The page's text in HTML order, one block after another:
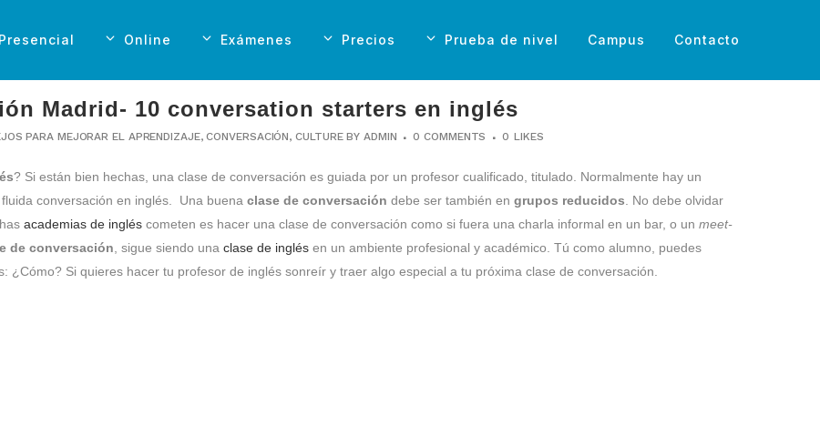
Presencial Online Exámenes Precios Prueba de nivel Campus Contacto
Madrid- 10 conversation starters en inglés
PARA MEJORAR EL APRENDIZAJE,CONVERSACIÓN,CULTURE BYADMIN 0 COMMENTS 0 LIKES
? Si están bien hechas, una clase de conversación es guiada por un profesor cualificado, titulado. Normalmente hay un
conversación en inglés. Una buena clase de conversación debe ser también en grupos reducidos . No debe olvidar
academias de inglés cometen es hacer una clase de conversación como si fuera una charla informal en un bar, o un meet-
de conversación , sigue siendo una clase de inglés en un ambiente profesional y académico. Tú como alumno, puedes
¿Cómo? Si quieres hacer tu profesor de inglés sonreír y traer algo especial a tu próxima clase de conversación.